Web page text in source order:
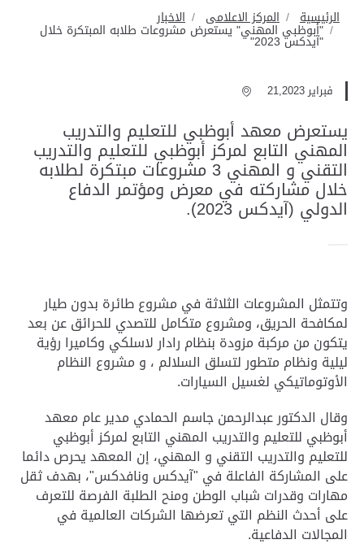
الرئيسية المركز الاعلامى الاخبار
"أبوظبي المهني" يستعرض مشروعات طلابه المبتكرة خلال
"آيدكس 2023"
فبراير 21,2023
يستعرض معهد أبوظبي للتعليم والتدريب
المهني التابع لمركز أبوظبي للتعليم والتدريب
التقني و المهني 3 مشروعات مبتكرة لطلابه
خلال مشاركته في معرض ومؤتمر الدفاع
الدولي (آيدكس 2023).
وتتمثل المشروعات الثلاثة في مشروع طائرة بدون طيار
لمكافحة الحريق، ومشروع متكامل للتصدي للحرائق عن بعد
يتكون من مركبة مزودة بنظام رادار لاسلكي وكاميرا رؤية
ليلية ونظام متطور لتسلق السلالم ، و مشروع النظام
الأوتوماتيكي لغسيل السيارات.
وقال الدكتور عبدالرحمن جاسم الحمادي مدير عام معهد
أبوظبي للتعليم والتدريب المهني التابع لمركز أبوظبي
للتعليم والتدريب التقني و المهني، إن المعهد يحرص دائما
على المشاركة الفاعلة في "آيدكس ونافدكس"، بهدف ثقل
مهارات وقدرات شباب الوطن ومنح الطلبة الفرصة للتعرف
على أحدث النظم التي تعرضها الشركات العالمية في
المجالات الدفاعية.